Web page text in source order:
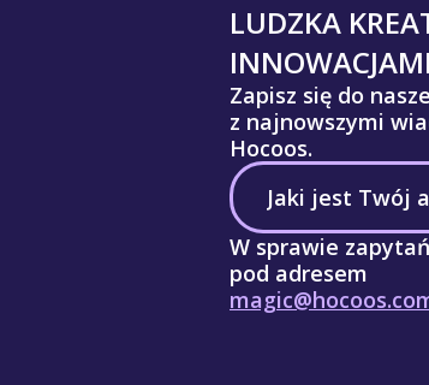
LUDZKA
Zapisz się do
z najnowszymi
Hocoos.
W sprawie
pod adresem